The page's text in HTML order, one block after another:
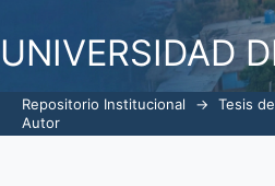
UNIVERSIDAD
Repositorio Institucional → Tesis
Autor